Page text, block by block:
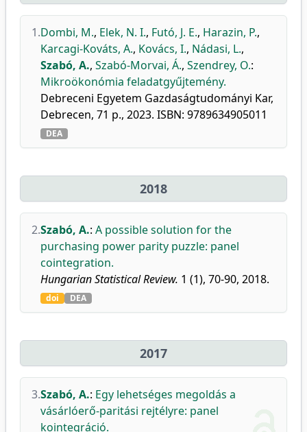
1.Dombi, M., Elek, N. I., Futó, J. E., Harazin, P.,
Karcagi-Kováts, A., Kovács, I., Nádasi, L.,
Szabó, A., Szabó-Morvai, Á., Szendrey, O.:
Mikroökonómia feladatgyűjtemény.
Debreceni Egyetem Gazdaságtudományi Kar,
Debrecen, 71 p., 2023. ISBN: 9789634905011
DEA
2018
2.Szabó, A.: A possible solution for the
purchasing power parity puzzle: panel
cointegration.
Hungarian Statistical Review. 1 (1), 70-90, 2018.
doi DEA
2017
3.Szabó, A.: Egy lehetséges megoldás a
vásárlóerő-paritási rejtélyre: panel
kointegráció.